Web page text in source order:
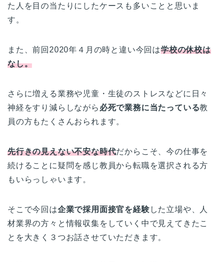
た人を目の当たりにしたケースも多いことと思いま
す。
また、前回2020年４月の時と違い今回は学校の休校は
なし。
さらに増える業務や児童・生徒のストレスなどに日々
神経をすり減らしながら 必死で業務に当たっている教
員の方もたくさんおられます。
先行きの見えない不安な時代だからこそ、今の仕事を
続けることに疑問を感じ教員から転職を選択される方
もいらっしゃいます。
そこで今回は企業で採用面接官を経験 した立場や、人
材業界の方々と情報収集をしていく中で見えてきたこ
とを大きく３つお話させていただきます。